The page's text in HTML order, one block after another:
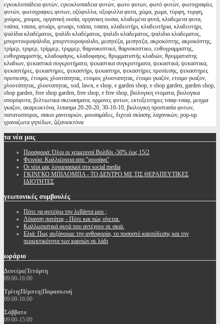
εγκυκλοπαίδεια φυτών, εγκυκλοπαιδεια φυτών, φωτο φυτων, φωτό φυτών, φωτογραφίες
φυτών, φωτογραφιες φυτων, οξύφυλλα, οξυφυλλα φυτα, χώμα, χωμα, τύρφη, τυρφη,
χούμος, χουμος, οργανική ουσία, οργανικη ουσια, κλαδεμένα φυτά, κλαδεμενα φυτα,
τσάπα, τσαπα, φτυάρι, φτυαρι, τσάπα, τσαπα, κλαδευτήρι, κλαδευτήρια, κλαδευτηρι,
ψαλίδια κλαδέματος, ψαλίδι κλαδέματος, ψαλιδι κλαδεματος, ψαλιδια κλαδεματος,
μπορντουροψάλιδα, μπορντουροψαλιδο, μεσηνέζα, μεσηνεζα, ακροκόπτης, ακροκόπτης,
τρίμερ, τριμερ, τρίμμερ, τριμμερ, θαμνοκοπτικό, θαμνοκοπτικο, ευθυγραμμιστης,
ευθυγραμμιστής, κλαδοφάγος, κλαδοφαγος, θρυμματιστής κλαδιών, θρυμματιστης
κλαδιων, ψεκαστικά συγκροτήματα, ψεκαστικα συγκροτηματα, ψεκαστικά, ψεκαστικα,
ψεκαστήρες, ψεκαστηρες, ψεκαστήρι, ψεκαστηρι, ψεκαστήρες προπίεσης, ψεκαστηρες
προπιεσης, έτοιμος χλοοτάπητας, ετοιμος χλοοταπητας, έτοιμο γκαζόν, ετοιμο γκαζον,
χλοοτάπητας, χλοοταπητας, sod, lawn, e shop, e garden shop, e shop garden, garden shop,
shop garden, free shop garden, free shop, e free shop, βιολογικη ντοματα, βιολογικα
σπορόφυτα, βελτιωτικα σκευασματα, ορμονες φυτων, εκτοξευτηρες τσαφ-τσαφ, μειγμα
γκαζον, ακαρεοκτόνα, λιπασμα 20-20-20, 30-10-10, βιολογικη προστασία φυτων,
πατατοσπορος, σακοι μανιταριών, μουσαμάδες, διχτυά σκίασης λαχανικών, pop-up
γραναζωτα γηπέδων, ζιζανιοκτόνα
τα νέα μας
Προσφορά: Όλοι οι χειμερινοί Βολβόι -50% έως 15/2
Φειγιόα: Καλλιέργεια απο ''χρυσάφι''
Oι νέοι μας λογαριασμοί στα social media
ΓΚΙΝΓΚΟ ΜΠΙΛΟΜΠΑ - ΤΟ ΔΕΝΤΡΟ ΜΕ ΤΙΣ ΘΕΡΑΠΕΥΤΙΚΕΣ
ΙΔΙΟΤΗΤΕΣ
γεωπονικές συμβουλές
Πότε να φυτέψω την λεβάντα μου ;
Λίπανση πατάτας - Πότε και πώς γίνεται.
Καλλωπιστικά φυτά που αντέχουν σε σκιά.
Ελιά: Πως αυξάνουμε την ανθοφορία, το ποσοστό καρπόδεσης και την
περιεκτικότητα των καρπών σε λάδι
ωράριο
Δευτέρα|Τετάρτη
09:00-16:00
Τρίτη|Πέμπτη|Παρασκευή
09:00-16:00
Σάββατο
09:00-15:00